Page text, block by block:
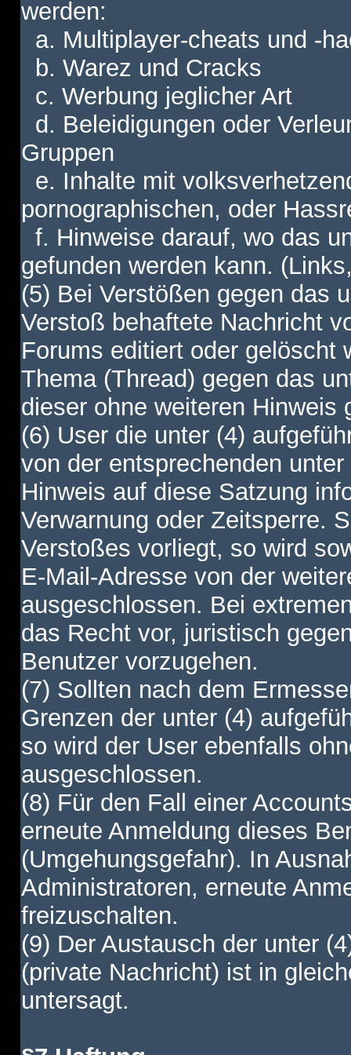
werden:
a. Multiplayer-cheats und -
b. Warez und Cracks
c. Werbung jeglicher Art
d. Beleidigungen oder
Gruppen
e. Inhalte mit
pornographischen, oder
f. Hinweise darauf, wo das
gefunden werden kann.
(5) Bei Verstößen gegen das
Verstoß behaftete Nachricht
Forums editiert oder gelöscht
Thema (Thread) gegen das
dieser ohne weiteren Hinweis
(6) User die unter (4)
von der entsprechenden
Hinweis auf diese Satzung
Verwarnung oder Zeitsperre.
Verstoßes vorliegt, so wird
E-Mail-Adresse von der
ausgeschlossen. Bei
das Recht vor, juristisch
Benutzer vorzugehen.
(7) Sollten nach dem
Grenzen der unter (4)
so wird der User ebenfalls
ausgeschlossen.
(8) Für den Fall einer
erneute Anmeldung dieses
(Umgehungsgefahr). In
Administratoren, erneute
freizuschalten.
(9) Der Austausch der unter
(private Nachricht) ist in
untersagt.